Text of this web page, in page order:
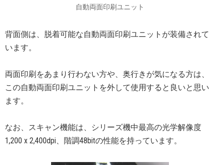
自動両面印刷ユニット
背面側は、脱着可能な自動両面印刷ユニットが装備されて
います。
両面印刷をあまり行わない方や、奥行きが気になる方は、
この自動両面印刷ユニットを外して使用すると良いと思い
ます。
なお、スキャン機能は、シリーズ機中最高の光学解像度
1,200 x 2,400dpi、階調48bitの性能を持っています。